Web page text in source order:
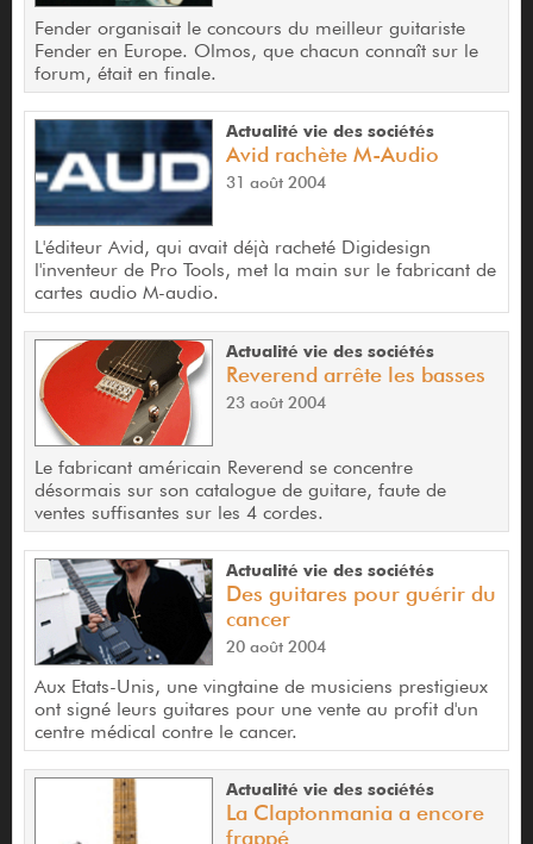
Fender organisait le concours du meilleur guitariste
Fender en Europe. Olmos, que chacun connaît sur le
forum, était en finale.
Actualité vie des sociétés
Avid rachète M-Audio
31 août 2004
L'éditeur Avid, qui avait déjà racheté Digidesign
l'inventeur de Pro Tools, met la main sur le fabricant de
cartes audio M-audio.
Actualité vie des sociétés
Reverend arrête les basses
23 août 2004
Le fabricant américain Reverend se concentre
désormais sur son catalogue de guitare, faute de
ventes suffisantes sur les 4 cordes.
Actualité vie des sociétés
Des guitares pour guérir du
cancer
20 août 2004
Aux Etats-Unis, une vingtaine de musiciens prestigieux
ont signé leurs guitares pour une vente au profit d'un
centre médical contre le cancer.
Actualité vie des sociétés
La Claptonmania a encore
frappé